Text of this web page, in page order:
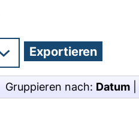
Gruppieren nach: Datum